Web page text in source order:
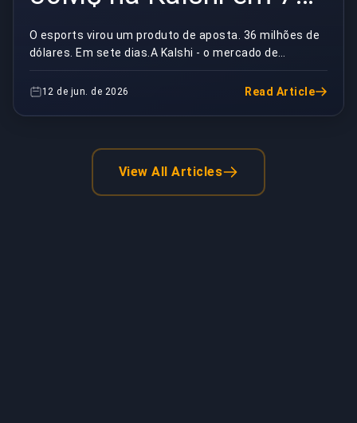
dias | BuyBoosting
O esports virou um produto de aposta. 36 milhões de
dólares. Em sete dias.A Kalshi - o mercado de
previsões que de repente está em toda timeline -
mov...
12 de jun. de 2026 Read Article
View All Articles